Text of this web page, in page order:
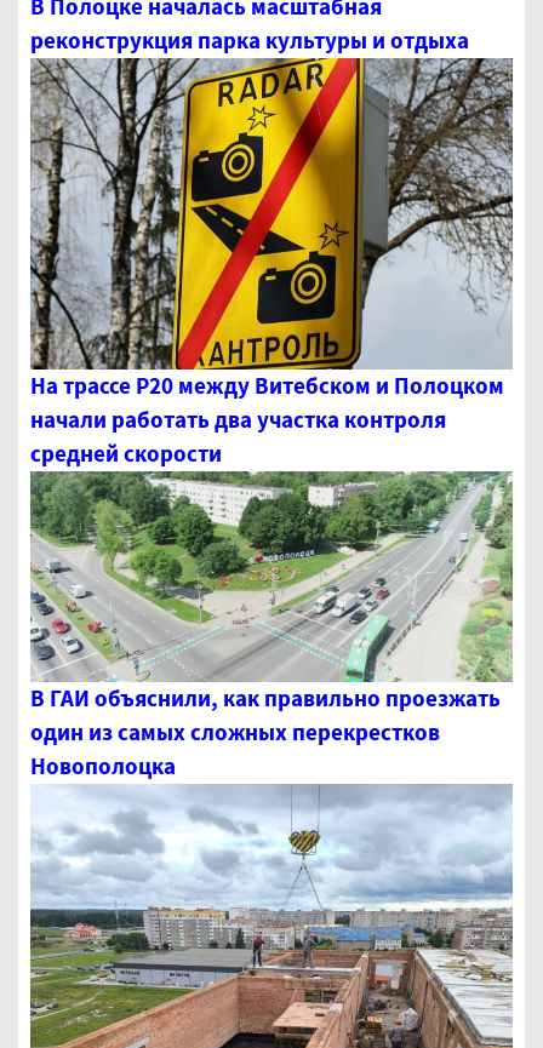
В Полоцке началась масштабная
реконструкция парка культуры и отдыха
На трассе Р20 между Витебском и Полоцком
начали работать два участка контроля
средней скорости
В ГАИ объяснили, как правильно проезжать
один из самых сложных перекрестков
Новополоцка